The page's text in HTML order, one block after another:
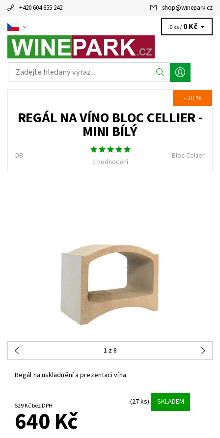
+420 604 655 242 shop@winepark.cz
0 ks / 0 Kč
- 20 %
REGÁL NA VÍNO BLOC CELLIER -
MINI BÍLÝ
DB
1 hodnocení
Bloc Cellier
1 z 8
Regál na uskladnění a prezentaci vína.
529 Kč bez DPH (27 ks) SKLADEM
640 Kč